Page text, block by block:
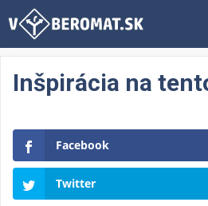
Preskočiť
Inšpirácia na
Facebook
Twitter